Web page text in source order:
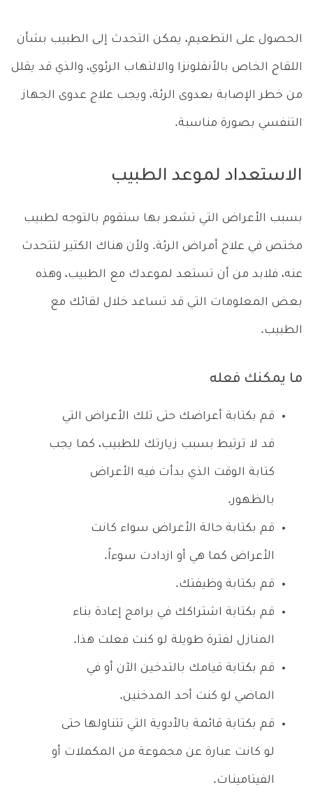
الحصول على التطعيم، يمكن التحدث إلى الطبيب بشأن
اللقاح الخاص بالأنفلونزا والالتهاب الرئوي، والذي قد يقلل
من خطر الإصابة بعدوى الرئة، ويجب علاج عدوى الجهاز
التنفسي بصورة مناسبة.
الاستعداد لموعد الطبيب
بسبب الأعراض التي تشعر بها ستقوم بالتوجه لطبيب
مختص في علاج أمراض الرئة. ولأن هناك الكثير لتتحدث
عنه، فلابد من أن تستعد لموعدك مع الطبيب، وهذه
بعض المعلومات التي قد تساعد خلال لقائك مع
الطبيب.
ما يمكنك فعله
قم بكتابة أعراضك حتى تلك الأعراض التي
قد لا ترتبط بسبب زيارتك للطبيب، كما يجب
كتابة الوقت الذي بدأت فيه الأعراض
بالظهور.
قم بكتابة حالة الأعراض سواء كانت
الأعراض كما هي أو ازدادت سوءاً.
قم بكتابة وظيفتك.
قم بكتابة اشتراكك في برامج إعادة بناء
المنازل لفترة طويلة لو كنت فعلت هذا.
قم بكتابة قيامك بالتدخين الآن أو في
الماضي لو كنت أحد المدخنين.
قم بكتابة قائمة بالأدوية التي تتناولها حتى
لو كانت عبارة عن مجموعة من المكملات أو
الفيتامينات.